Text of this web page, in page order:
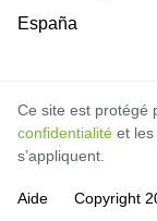
España
Ce site est protégé
confidentialité et les
s’appliquent.
Aide Copyright